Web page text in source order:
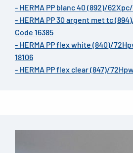
- HERMA PP blanc 40 (892)/
- HERMA PP 30 argent met tc
Code 16385
- HERMA PP flex white (840)/
18106
- HERMA PP flex clear (847)/